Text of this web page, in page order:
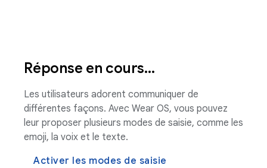
Réponse en cours…
Les utilisateurs adorent communiquer de
différentes façons. Avec Wear OS, vous pouvez
leur proposer plusieurs modes de saisie, comme les
emoji, la voix et le texte.
Activer les modes de saisie